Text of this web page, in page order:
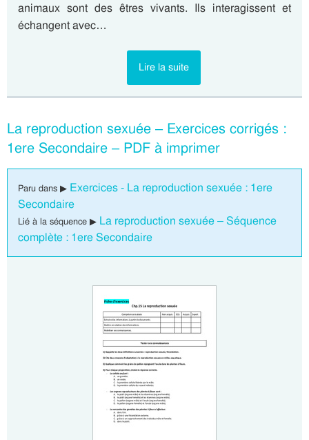
animaux sont des êtres vivants. Ils interagissent et
échangent avec…
Lire la suite
La reproduction sexuée – Exercices corrigés :
1ere Secondaire – PDF à imprimer
Paru dans ▶ Exercices - La reproduction sexuée : 1ere
Secondaire
Lié à la séquence ▶ La reproduction sexuée – Séquence
complète : 1ere Secondaire